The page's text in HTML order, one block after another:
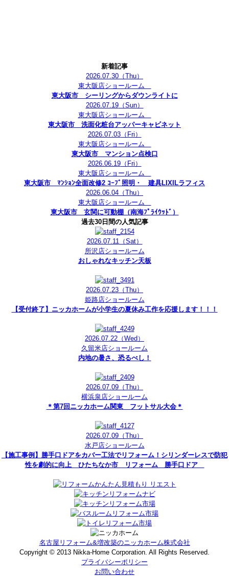
新着記事
2026.07.30 （Thu）
東大阪店ショールーム
東大阪市 シーリングからダウンライトに
2026.07.19（Sun）
東大阪店ショールーム
東大阪市 洗面化粧台アッパーキャビネット
2026.07.03（Fri）
東大阪店ショールーム
東大阪市 マンション点検口
2026.06.19（Fri）
東大阪店ショールーム
東大阪市 ﾏﾝｼｮﾝ全面改修2 ｺｰﾌﾞ照明・ 建具LIXILラフィス
2026.06.04 （Thu）
東大阪店ショールーム
東大阪市 玄関に可動棚（南海ﾌﾟﾗｲｳｯﾄﾞ）
過去30日間の人気記事
2026.07.11（Sat）
所沢店ショールーム
おしゃれなキッチン天板
2026.07.23 （Thu）
姫路店ショールーム
【受付終了】ニッカホームが小学生の夏休み工作を応援します！！！
2026.07.22 （Wed）
久留米店ショールーム
内地の暑さ、恐るべし！
2026.07.09 （Thu）
横浜泉店ショールーム
＊第7回ニッカホーム関東 フットサル大会＊
2026.07.09 （Thu）
水戸店ショールーム
【施工事例】勝手口ドアをカバー工法でリフォーム！シリンダーレスで防犯
性を劇的に向上 ひたちなか市 リフォーム 勝手口ドア
名古屋リフォーム&増改築のニッカホーム株式会社
Copyright © 2013 Nikka-Home Corporation. All Rights Reserved.
プライバシーポリシー
お問い合わせ